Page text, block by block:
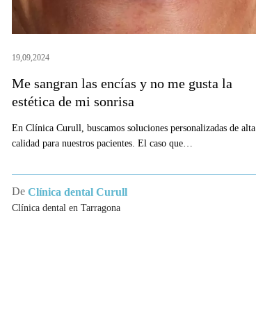
gusta
mi
sonrisa
19,09,2024
Me sangran las encías y no me gusta la
estética de mi sonrisa
En Clínica Curull, buscamos soluciones personalizadas de alta
calidad para nuestros pacientes. El caso que…
DeClínica dental Curull
Clínica dental en Tarragona